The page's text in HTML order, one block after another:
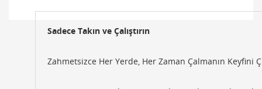
Sadece Takın ve Çalıştırın
Zahmetsizce Her Yerde, Her Zaman Çalmanın Keyfini